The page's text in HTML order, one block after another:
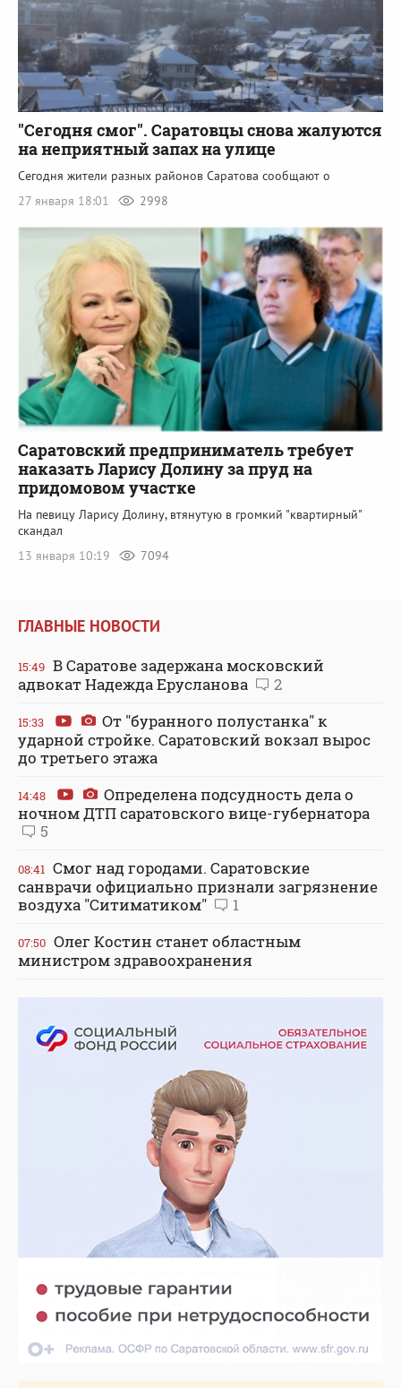
"Сегодня смог". Саратовцы снова жалуются
на неприятный запах на улице
Сегодня жители разных районов Саратова сообщают о
27 января 18:01
2998
Саратовский предприниматель требует
наказать Ларису Долину за пруд на
придомовом участке
На певицу Ларису Долину, втянутую в громкий "квартирный"
скандал
13 января 10:19
7094
ГЛАВНЫЕ НОВОСТИ
15:49 В Саратове задержана московский
адвокат Надежда Ерусланова
2
15:33
От "буранного полустанка" к
ударной стройке. Саратовский вокзал вырос
до третьего этажа
14:48
Определена подсудность дела о
ночном ДТП саратовского вице-губернатора
5
08:41 Смог над городами. Саратовские
санврачи официально признали загрязнение
воздуха "Ситиматиком"
1
07:50 Олег Костин станет областным
министром здравоохранения